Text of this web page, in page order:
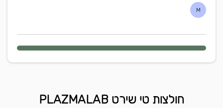
M
חולצות טי שירט PLAZMALAB